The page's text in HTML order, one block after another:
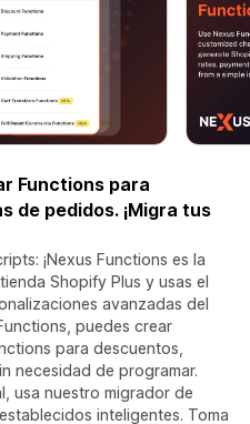
Functions para
de pedidos. ¡Migra tus
¡Nexus Functions es la
Shopify Plus y usas el
avanzadas del
puedes crear
para descuentos,
necesidad de programar.
usa nuestro migrador de
inteligentes. Toma